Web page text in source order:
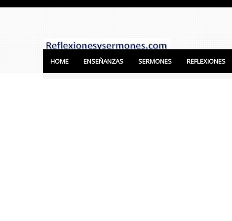
HOME ENSEÑANZAS SERMONES REFLEXIONES